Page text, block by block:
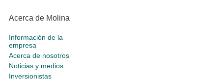
Acerca de Molina
Información de la
empresa
Acerca de nosotros
Noticias y medios
Inversionistas